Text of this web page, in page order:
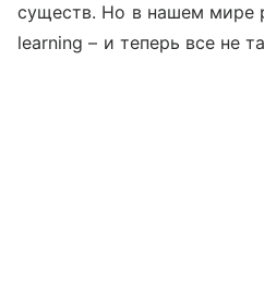
существ. Но в нашем мире
learning – и теперь все не